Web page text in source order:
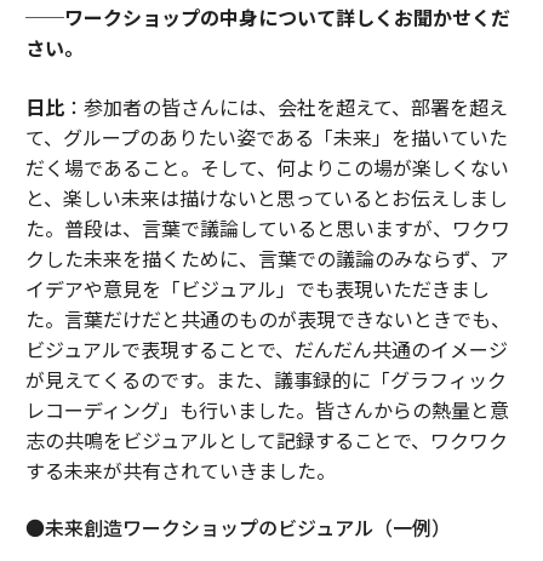
──ワークショップの中身について詳しくお聞かせくだ
さい。
日比：参加者の皆さんには、会社を超えて、部署を超え
て、グループのありたい姿である「未来」を描いていた
だく場であること。そして、何よりこの場が楽しくない
と、楽しい未来は描けないと思っているとお伝えしまし
た。普段は、言葉で議論していると思いますが、ワクワ
クした未来を描くために、言葉での議論のみならず、ア
イデアや意見を「ビジュアル」でも表現いただきまし
た。言葉だけだと共通のものが表現できないときでも、
ビジュアルで表現することで、だんだん共通のイメージ
が見えてくるのです。また、議事録的に「グラフィック
レコーディング」も行いました。皆さんからの熱量と意
志の共鳴をビジュアルとして記録することで、ワクワク
する未来が共有されていきました。
●未来創造ワークショップのビジュアル（一例）